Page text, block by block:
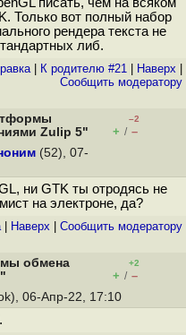
писать, чем на всяком
Только вот полный набор
рендера текста не
либ.
| К родителю #21 Наверх
Cообщить модератору
Zulip 5"
–2
+ / –
(52), 07-
ни GTK ты отродясь не
на электроне, да?
| Наверх Cообщить модератору
обмена
+2
+ / –
06-Апр-22, 17:10